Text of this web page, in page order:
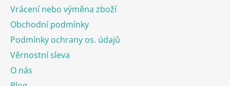
Vrácení nebo výměna zboží
Obchodní podmínky
Podmínky ochrany os. údajů
Věrnostní sleva
O nás